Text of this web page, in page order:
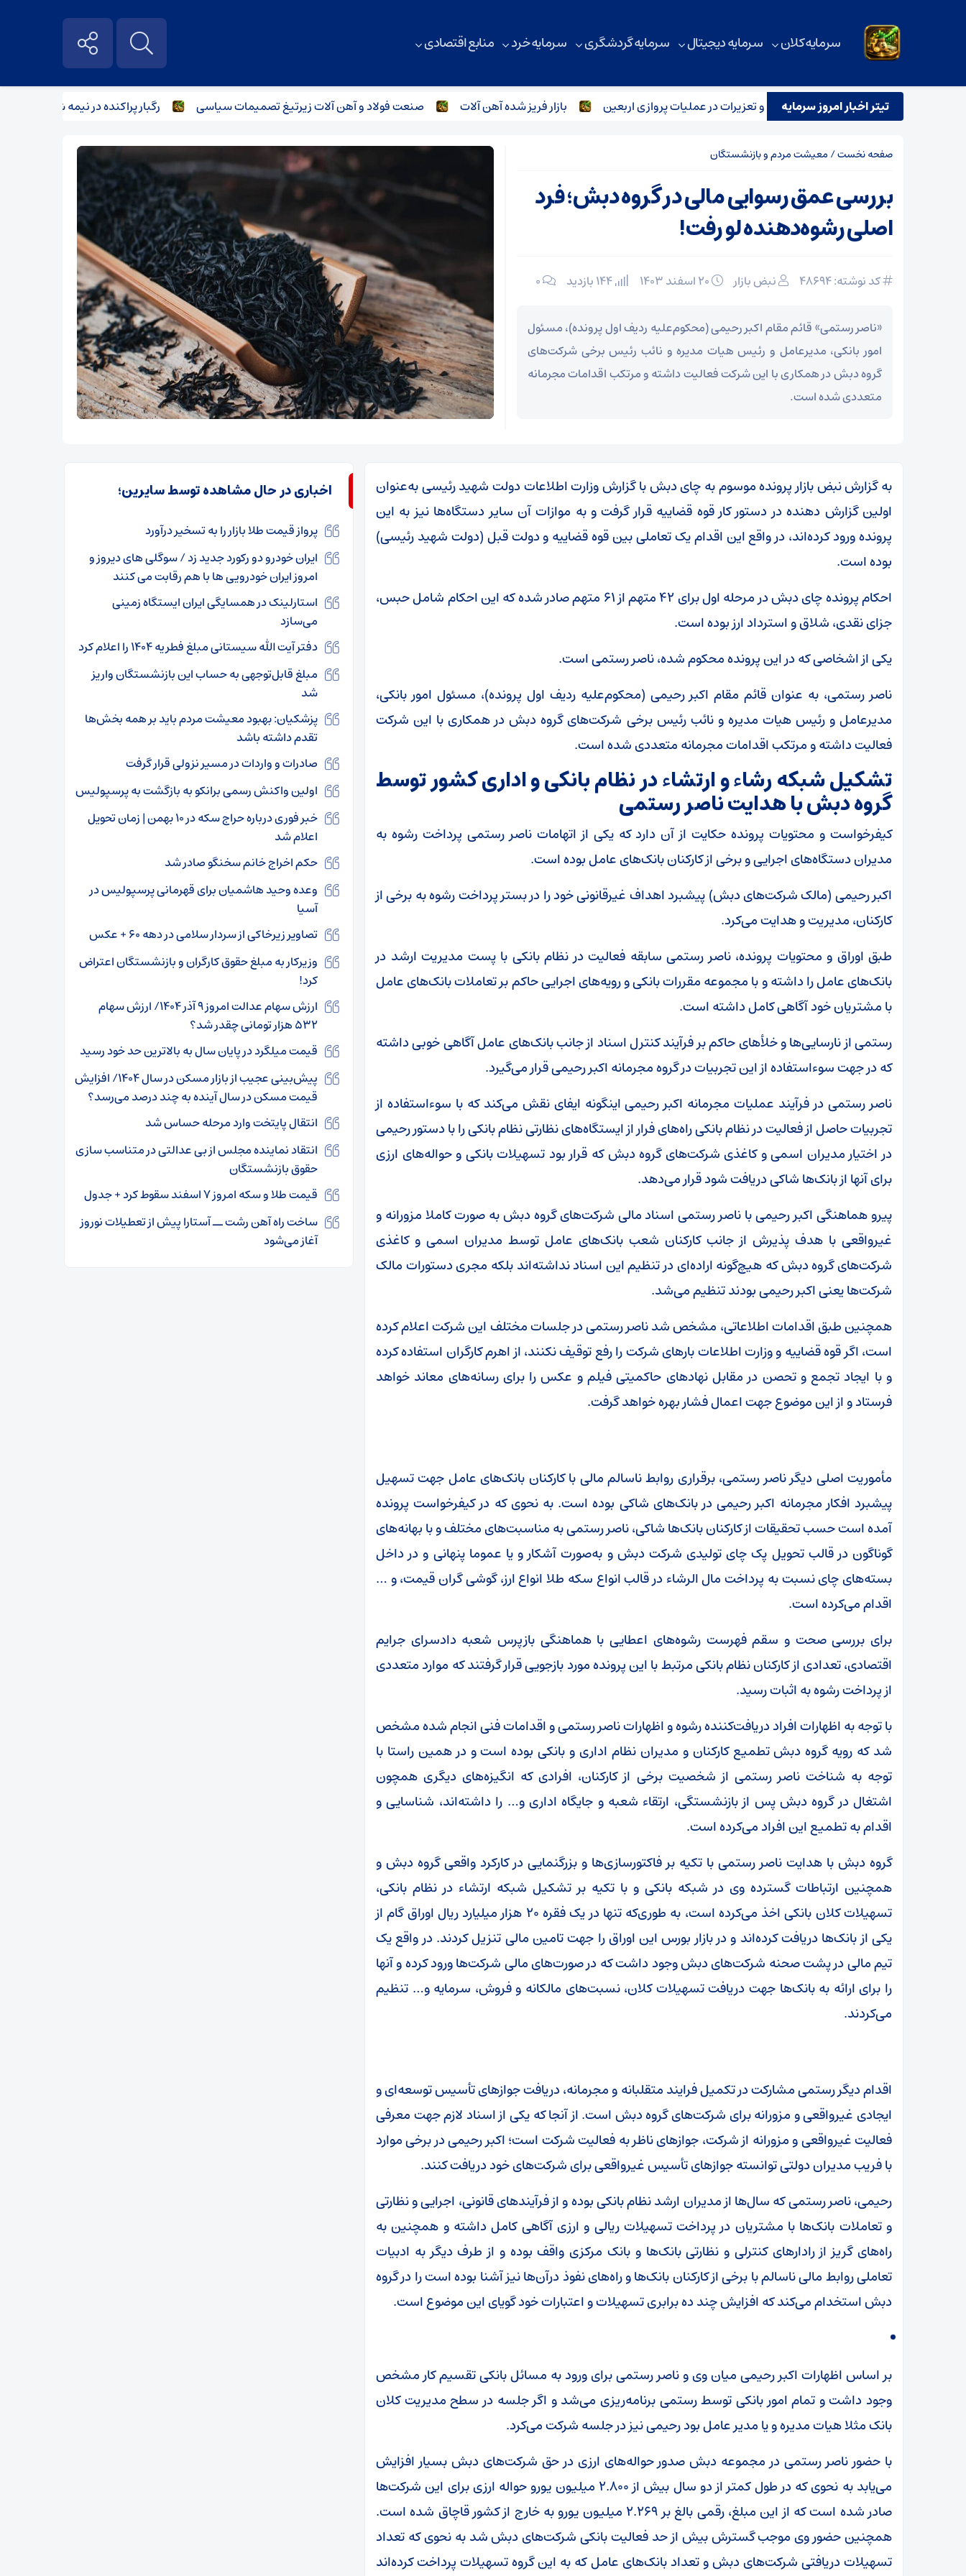
سرمایه کلان سرمایه دیجیتال سرمایه گردشگری سرمایه خرد منابع اقتصادی
تیتر اخبار امروز سرمایه
سازمان هواپیمایی، بازرسی و تعزیرات در عملیات پروازی اربعین بازار فریز شده آهن آلات صنعت فولاد و آهن آلات زیر‌تیغ تصمیمات سیاسی رگبار پراکنده در نیمه شمالی استان
صفحه نخست/ معیشت مردم و بازنشستگان
بررسی عمق رسوایی مالی در گروه دبش؛ فرد
اصلی رشوه‌دهنده لو رفت!
کد نوشته: 48694 نبض بازار ۰
«ناصر رستمی» قائم مقام اکبر رحیمی (محکوم‌علیه ردیف اول پرونده)، مسئول
امور بانکی، مدیرعامل و رئیس هیات مدیره و نائب رئیس برخی شرکت‌های
گروه دبش در همکاری با این شرکت فعالیت داشته و مرتکب اقدامات مجرمانه
متعددی شده است.
به گزارش نبض بازار پرونده موسوم به چای دبش با گزارش وزارت اطلاعات دولت شهید رئیسی به‌عنوان
اولین گزارش دهنده در دستور کار قوه قضاییه قرار گرفت و به موازات آن سایر دستگاه‌ها نیز به این
پرونده ورود کرده‌اند، در واقع این اقدام یک تعاملی بین قوه قضاییه و دولت قبل (دولت شهید رئیسی)
بوده است.
احکام پرونده چای دبش در مرحله اول برای ۴۲ متهم از ۶۱ متهم صادر شده که این احکام شامل حبس،
جزای نقدی، شلاق و استرداد ارز بوده است.
یکی از اشخاصی که در این پرونده محکوم شده، ناصر رستمی است.
ناصر رستمی، به عنوان قائم مقام اکبر رحیمی (محکوم‌علیه ردیف اول پرونده)، مسئول امور بانکی،
مدیرعامل و رئیس هیات مدیره و نائب رئیس برخی شرکت‌های گروه دبش در همکاری با این شرکت
فعالیت داشته و مرتکب اقدامات مجرمانه متعددی شده است.
تشکیل شبکه رشاء و ارتشاء در نظام بانکی و اداری کشور توسط
گروه دبش با هدایت ناصر رستمی
کیفرخواست و محتویات پرونده حکایت از آن دارد که یکی از اتهامات ناصر رستمی پرداخت رشوه به
مدیران دستگاه‌های اجرایی و برخی از کارکنان بانک‌های عامل بوده است.
اکبر رحیمی (مالک شرکت‌های دبش) پیشبرد اهداف غیرقانونی خود را در بستر پرداخت رشوه به برخی از
کارکنان، مدیریت و هدایت می‌کرد.
طبق اوراق و محتویات پرونده، ناصر رستمی سابقه فعالیت در نظام بانکی با پست مدیریت ارشد در
بانک‌های عامل را داشته و با مجموعه مقررات بانکی و رویه‌های اجرایی حاکم بر تعاملات بانک‌های عامل
با مشتریان خود آگاهی کامل داشته است.
رستمی از نارسایی‌ها و خلأ‌های حاکم بر فرآیند کنترل اسناد از جانب بانک‌های عامل آگاهی خوبی داشته
که در جهت سوءاستفاده از این تجربیات در گروه مجرمانه اکبر رحیمی قرار می‌گیرد.
ناصر رستمی در فرآیند عملیات مجرمانه اکبر رحیمی اینگونه ایفای نقش می‌کند که با سوءاستفاده از
تجربیات حاصل از فعالیت در نظام بانکی راه‌های فرار از ایستگاه‌های نظارتی نظام بانکی را با دستور رحیمی
در اختیار مدیران اسمی و کاغذی شرکت‌های گروه دبش که قرار بود تسهیلات بانکی و حواله‌های ارزی
برای آنها از بانک‌ها شاکی دریافت شود قرار می‌دهد.
پیرو هماهنگی اکبر رحیمی با ناصر رستمی اسناد مالی شرکت‌های گروه دبش به صورت کاملا مزورانه و
غیرواقعی با هدف پذیرش از جانب کارکنان شعب بانک‌های عامل توسط مدیران اسمی و کاغذی
شرکت‌های گروه دبش که هیچ‌گونه اراده‌ای در تنظیم این اسناد نداشته‌اند بلکه مجری دستورات مالک
شرکت‌ها یعنی اکبر رحیمی بودند تنظیم می‌شد.
همچنین طبق اقدامات اطلاعاتی، مشخص شد ناصر رستمی در جلسات مختلف این شرکت اعلام کرده
است، اگر قوه قضاییه و وزارت اطلاعات بارهای شرکت را رفع توقیف نکنند، از اهرم کارگران استفاده کرده
و با ایجاد تجمع و تحصن در مقابل نهادهای حاکمیتی فیلم و عکس را برای رسانه‌های معاند خواهد
فرستاد و از این موضوع جهت اعمال فشار بهره خواهد گرفت.
مأموریت اصلی دیگر ناصر رستمی، برقراری روابط ناسالم مالی با کارکنان بانک‌های عامل جهت تسهیل
پیشبرد افکار مجرمانه اکبر رحیمی در بانک‌های شاکی بوده است. به نحوی که در کیفرخواست پرونده
آمده است حسب تحقیقات از کارکنان بانک‌ها شاکی، ناصر رستمی به مناسبت‌های مختلف و با بهانه‌های
گوناگون در قالب تحویل پک چای تولیدی شرکت دبش و به‌صورت آشکار و یا عموما پنهانی و در داخل
بسته‌های چای نسبت به پرداخت مال الرشاء در قالب انواع سکه طلا انواع ارز، گوشی گران قیمت، و …
اقدام می‌کرده است.
برای بررسی صحت و سقم فهرست رشوه‌های اعطایی با هماهنگی بازپرس شعبه دادسرای جرایم
اقتصادی، تعدادی از کارکنان نظام بانکی مرتبط با این پرونده مورد بازجویی قرار گرفتند که موارد متعددی
از پرداخت رشوه به اثبات رسید.
با توجه به اظهارات افراد دریافت‌کننده رشوه و اظهارات ناصر رستمی و اقدامات فنی انجام شده مشخص
شد که رویه گروه دبش تطمیع کارکنان و مدیران نظام اداری و بانکی بوده است و در همین راستا با
توجه به شناخت ناصر رستمی از شخصیت برخی از کارکنان، افرادی که انگیزه‌های دیگری همچون
اشتغال در گروه دبش پس از بازنشستگی، ارتقاء شعبه و جایگاه اداری و… را داشته‌اند، شناسایی و
اقدام به تطمیع این افراد می‌کرده است.
گروه دبش با هدایت ناصر رستمی با تکیه بر فاکتورسازی‌ها و بزرگنمایی در کارکرد واقعی گروه دبش و
همچنین ارتباطات گسترده وی در شبکه بانکی و با تکیه بر تشکیل شبکه ارتشاء در نظام بانکی،
تسهیلات کلان بانکی اخذ می‌کرده است، به طوری‌که تنها در یک فقره ۲۰ هزار میلیارد ریال اوراق گام از
یکی از بانک‌ها دریافت کرده‌اند و در بازار بورس این اوراق را جهت تامین مالی تنزیل کردند. در واقع یک
تیم مالی در پشت صحنه شرکت‌های دبش وجود داشت که در صورت‌های مالی شرکت‌ها ورود کرده و آنها
را برای ارائه به بانک‌ها جهت دریافت تسهیلات کلان، نسبت‌های مالکانه و فروش، سرمایه و… تنظیم
می‌کردند.
اقدام دیگر رستمی مشارکت در تکمیل فرایند متقلبانه و مجرمانه، دریافت جوازهای تأسیس توسعه‌ای و
ایجادی غیرواقعی و مزورانه برای شرکت‌های گروه دبش است. از آنجا که یکی از اسناد لازم جهت معرفی
فعالیت غیرواقعی و مزورانه از شرکت، جوازهای ناظر به فعالیت شرکت است؛ اکبر رحیمی در برخی موارد
با فریب مدیران دولتی توانسته جوازهای تأسیس غیرواقعی برای شرکت‌های خود دریافت کنند.
رحیمی، ناصر رستمی که سال‌ها از مدیران ارشد نظام بانکی بوده و از فرآیندهای قانونی، اجرایی و نظارتی
و تعاملات بانک‌ها با مشتریان در پرداخت تسهیلات ریالی و ارزی آگاهی کامل داشته و همچنین به
راه‌های گریز از رادارهای کنترلی و نظارتی بانک‌ها و بانک مرکزی واقف بوده و از طرف دیگر به ادبیات
تعاملی روابط مالی ناسالم با برخی از کارکنان بانک‌ها و راه‌های نفوذ درآن‌ها نیز آشنا بوده است را در گروه
دبش استخدام می‌کند که افزایش چند ده برابری تسهیلات و اعتبارات خود گویای این موضوع است.
بر اساس اظهارات اکبر رحیمی میان وی و ناصر رستمی برای ورود به مسائل بانکی تقسیم کار مشخص
وجود داشت و تمام امور بانکی توسط رستمی برنامه‌ریزی می‌شد و اگر جلسه در سطح مدیریت کلان
بانک مثلا هیات مدیره و یا مدیر عامل بود رحیمی نیز در جلسه شرکت می‌کرد.
با حضور ناصر رستمی در مجموعه دبش صدور حواله‌های ارزی در حق شرکت‌های دبش بسیار افزایش
می‌یابد به نحوی که در طول کمتر از دو سال بیش از ۲.۸۰۰ میلیون یورو حواله ارزی برای این شرکت‌ها
صادر شده است که از این مبلغ، رقمی بالغ بر ۲.۲۶۹ میلیون یورو به خارج از کشور قاچاق شده است.
همچنین حضور وی موجب گسترش بیش از حد فعالیت بانکی شرکت‌های دبش شد به نحوی که تعداد
تسهیلات دریافتی شرکت‌های دبش و تعداد بانک‌های عامل که به این گروه تسهیلات پرداخت کرده‌اند
اخباری در حال مشاهده توسط سایرین؛
پرواز قیمت طلا بازار را به تسخیر درآورد
ایران خودرو دو رکورد جدید زد / سوگلی های دیروز و
امروز ایران خودرویی ها با هم رقابت می کنند
استارلینک در همسایگی ایران ایستگاه زمینی
می‌سازد
دفتر آیت الله سیستانی مبلغ فطریه ۱۴۰۴ را اعلام کرد
مبلغ قابل‌توجهی به حساب این بازنشستگان واریز
شد
پزشکیان: بهبود معیشت مردم باید بر همه بخش‌ها
تقدم داشته باشد
صادرات و واردات در مسیر نزولی قرار گرفت
اولین واکنش رسمی برانکو به بازگشت به پرسپولیس
خبر فوری درباره حراج سکه در ۱۰ بهمن | زمان تحویل
اعلام شد
حکم اخراج خانم سخنگو صادر شد
وعده وحید هاشمیان برای قهرمانی پرسپولیس در
آسیا
تصاویر زیرخاکی از سردار سلامی در دهه ۶۰ + عکس
وزیرکار به مبلغ حقوق کارگران و بازنشستگان اعتراض
کرد!
ارزش سهام عدالت امروز ۹ آذر ۱۴۰۴/ ارزش سهام
۵۳۲ هزار تومانی چقدر شد؟
قیمت میلگرد در پایان سال به بالاترین حد خود رسید
پیش‌بینی عجیب از بازار مسکن در سال ۱۴۰۴/ افزایش
قیمت مسکن در سال آینده به چند درصد می‌رسد؟
انتقال پایتخت وارد مرحله حساس شد
انتقاد نماینده مجلس از بی‌ عدالتی در متناسب‌ سازی
حقوق بازنشستگان
قیمت طلا و سکه امروز ۷ اسفند سقوط کرد + جدول
ساخت راه آهن رشت ــ آستارا پیش از تعطیلات نوروز
آغاز می‌شود